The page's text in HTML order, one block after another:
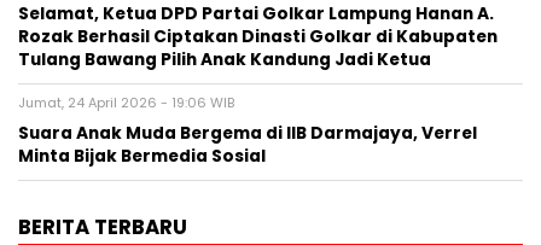
Selamat, Ketua DPD Partai Golkar Lampung Hanan A.
Rozak Berhasil Ciptakan Dinasti Golkar di Kabupaten
Tulang Bawang Pilih Anak Kandung Jadi Ketua
Jumat, 24 April 2026 - 19:06 WIB
Suara Anak Muda Bergema di IIB Darmajaya, Verrel
Minta Bijak Bermedia Sosial
BERITA TERBARU